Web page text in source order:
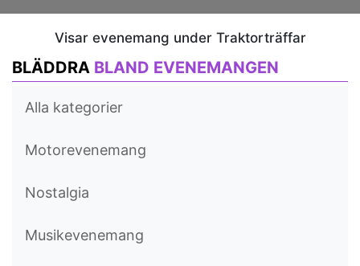
Visar evenemang under Traktorträffar
BLÄDDRA BLAND EVENEMANGEN
Alla kategorier
Motorevenemang
Nostalgia
Musikevenemang